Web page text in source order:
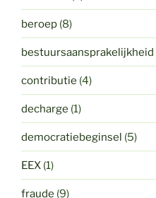
beroep (8)
bestuursaansprakelijkheid
contributie (4)
decharge (1)
democratiebeginsel (5)
EEX (1)
fraude (9)